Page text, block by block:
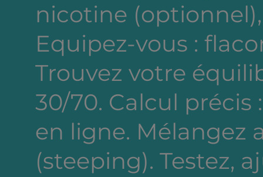
nicotine
Equipez-vous :
Trouvez votre
30/70. Calcul
en ligne. Mélangez
(steeping). Testez,